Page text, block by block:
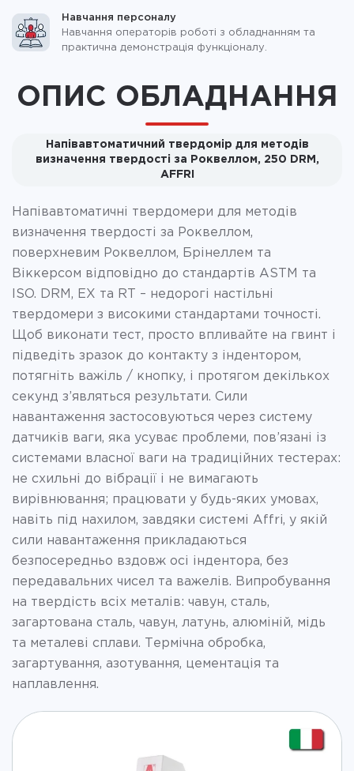
Навчання персоналу
Навчання операторів роботі з обладнанням та
практична демонстрація функціоналу.
ОПИС ОБЛАДНАННЯ
Напівавтоматичний твердомір для методів
визначення твердості за Роквеллом, 250 DRM,
AFFRI
Напівавтоматичні твердомери для методів
визначення твердості за Роквеллом,
поверхневим Роквеллом, Брінеллем та
Віккерсом відповідно до стандартів ASTM та
ISO. DRM, EX та RT – недорогі настільні
твердомери з високими стандартами точності.
Щоб виконати тест, просто впливайте на гвинт і
підведіть зразок до контакту з індентором,
потягніть важіль / кнопку, і протягом декількох
секунд з’являться результати. Сили
навантаження застосовуються через систему
датчиків ваги, яка усуває проблеми, пов’язані із
системами власної ваги на традиційних тестерах:
не схильні до вібрації і не вимагають
вирівнювання; працювати у будь-яких умовах,
навіть під нахилом, завдяки системі Affri, у якій
сили навантаження прикладаються
безпосередньо вздовж осі індентора, без
передавальних чисел та важелів. Випробування
на твердість всіх металів: чавун, сталь,
загартована сталь, чавун, латунь, алюміній, мідь
та металеві сплави. Термічна обробка,
загартування, азотування, цементація та
наплавлення.